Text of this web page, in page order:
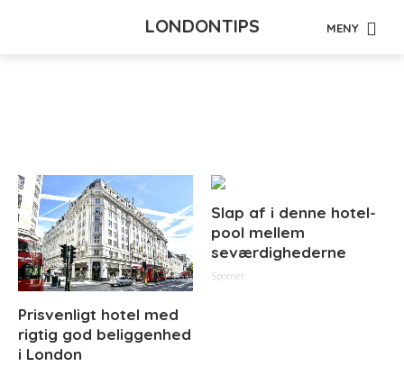
LONDONTIPS MENY
Prisvenligt hotel med
rigtig god beliggenhed
i London
Slap af i denne hotel-
pool mellem
seværdighederne
Sponset